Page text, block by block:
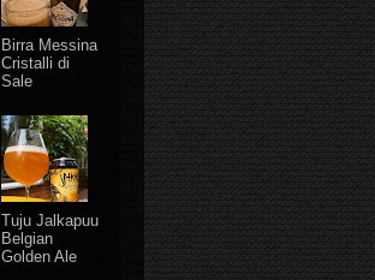
Birra Messina
Cristalli di
Sale
Tuju Jalkapuu
Belgian
Golden Ale